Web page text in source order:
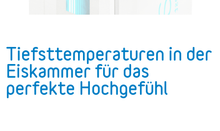
Tiefsttemperaturen in der
Eiskammer für das
perfekte Hochgefühl